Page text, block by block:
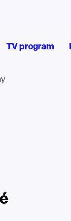
TV program